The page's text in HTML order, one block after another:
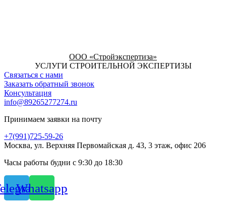
ООО «Стройэкспертиза»
УСЛУГИ СТРОИТЕЛЬНОЙ ЭКСПЕРТИЗЫ
Связаться с нами
Заказать обратный звонок
Консультация
info@89265277274.ru
Принимаем заявки на почту
+7(991)725-59-26
Москва, ул. Верхняя Первомайская д. 43, 3 этаж, офис 206
Часы работы будни с 9:30 до 18:30
Whatsapp